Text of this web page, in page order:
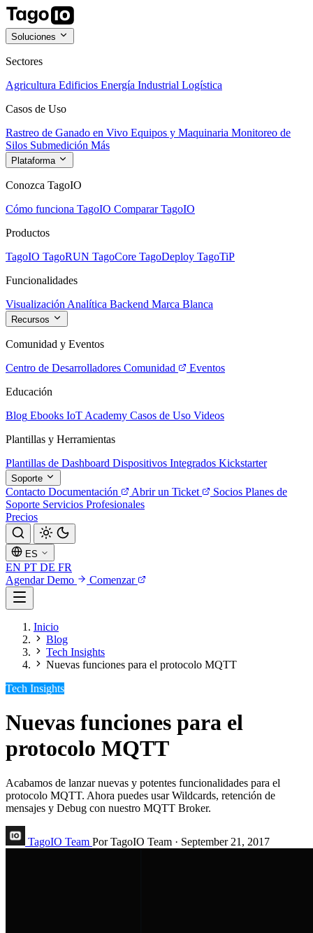
Soluciones
Sectores
Agricultura Edificios Energía Industrial Logística
Casos de Uso
Rastreo de Ganado en Vivo Equipos y Maquinaria Monitoreo de
Silos Submedición Más
Plataforma
Conozca TagoIO
Cómo funciona TagoIO Comparar TagoIO
Productos
TagoIO TagoRUN TagoCore TagoDeploy TagoTiP
Funcionalidades
Visualización Analítica Backend Marca Blanca
Recursos
Comunidad y Eventos
Centro de Desarrolladores Comunidad
Eventos
Educación
Blog Ebooks IoT Academy Casos de Uso Videos
Plantillas y Herramientas
Plantillas de Dashboard Dispositivos Integrados Kickstarter
Soporte
Contacto Documentación Abrir un Ticket Socios Planes de
Soporte Servicios Profesionales
Precios
ES
EN PT DE FR
Agendar Demo
Comenzar
Inicio
Blog
Tech Insights
Nuevas funciones para el protocolo MQTT
Tech Insights
Nuevas funciones para el
protocolo MQTT
Acabamos de lanzar nuevas y potentes funcionalidades para el
protocolo MQTT. Ahora puedes usar Wildcards, retención de
mensajes y Debug con nuestro MQTT Broker.
TagoIO Team Por TagoIO Team · September 21, 2017